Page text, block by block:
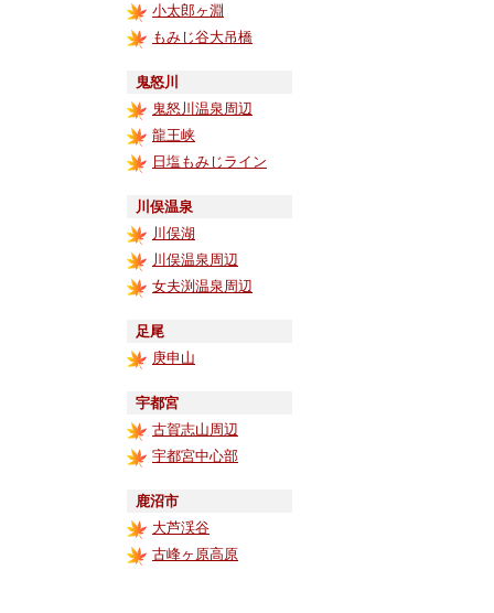
小太郎ヶ淵
もみじ谷大吊橋
鬼怒川
鬼怒川温泉周辺
龍王峡
日塩もみじライン
川俣温泉
川俣湖
川俣温泉周辺
女夫渕温泉周辺
足尾
庚申山
宇都宮
古賀志山周辺
宇都宮中心部
鹿沼市
大芦渓谷
古峰ヶ原高原